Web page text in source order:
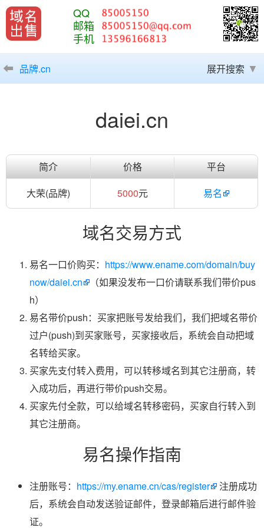
QQ
邮箱
手机
品牌.cn 展开搜索
daiei.cn
简介 价格
平台
大荣(品牌)
5000元 易名
域名交易方式
易名一口价购买： https://www.ename.com/domain/buy
now/daiei.cn
（如果没发布一口价请联系我们带价pus
h）
易名带价push：买家把账号发给我们，我们把域名带价
过户(push)到买家账号，买家接收后，系统会自动把域
名转给买家。
买家先支付转入费用，可以转移域名到其它注册商，转
入成功后，再进行带价push交易。
买家先付全款，可以给域名转移密码，买家自行转入到
其它注册商。
易名操作指南
注册账号： https://my.ename.cn/cas/register
注册成功
后，系统会自动发送验证邮件，登录邮箱后进行邮件验
证。